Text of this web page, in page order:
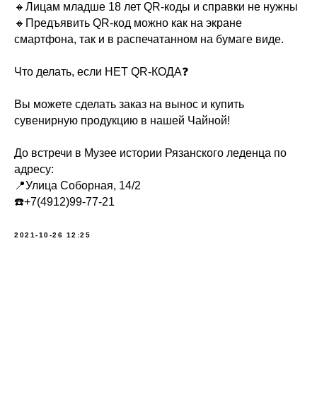
🔸Лицам младше 18 лет QR-коды и справки не нужны
🔸Предъявить QR-код можно как на экране
смартфона, так и в распечатанном на бумаге виде.
Что делать, если НЕТ QR-КОДА❓
Вы можете сделать заказ на вынос и купить
сувенирную продукцию в нашей Чайной!
До встречи в Музее истории Рязанского леденца по
адресу:
📍Улица Соборная, 14/2
☎️+7(4912)99-77-21
2021-10-26 12:25